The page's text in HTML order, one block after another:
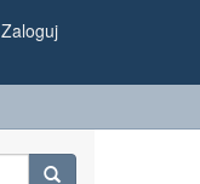
Zaloguj